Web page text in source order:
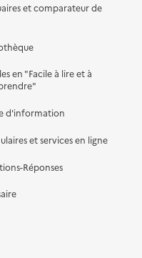
et comparateur de
en "Facile à lire et à
d'information
et services en ligne
Réponses